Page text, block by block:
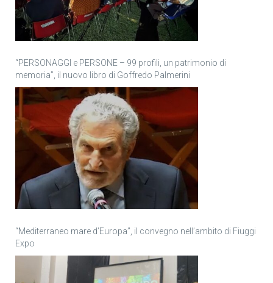
“PERSONAGGI e PERSONE – 99 profili, un patrimonio di
memoria”, il nuovo libro di Goffredo Palmerini
“Mediterraneo mare d’Europa”, il convegno nell’ambito di Fiuggi
Expo